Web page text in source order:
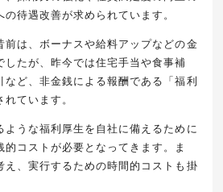
待遇改善が求められています。
前は、ボーナスや給料アップなどの金
したが、昨今では住宅手当や食事補
ど、非金銭による報酬である「福利
ています。
ような福利厚生を自社に備えるために
コストが必要となってきます。ま
え、実行するための時間的コストも掛